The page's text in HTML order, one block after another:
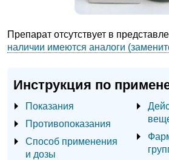
Препарат отсутствует в
наличии имеются аналоги
Инструкция по
Показания
Противопоказания
Способ применения
и дозы